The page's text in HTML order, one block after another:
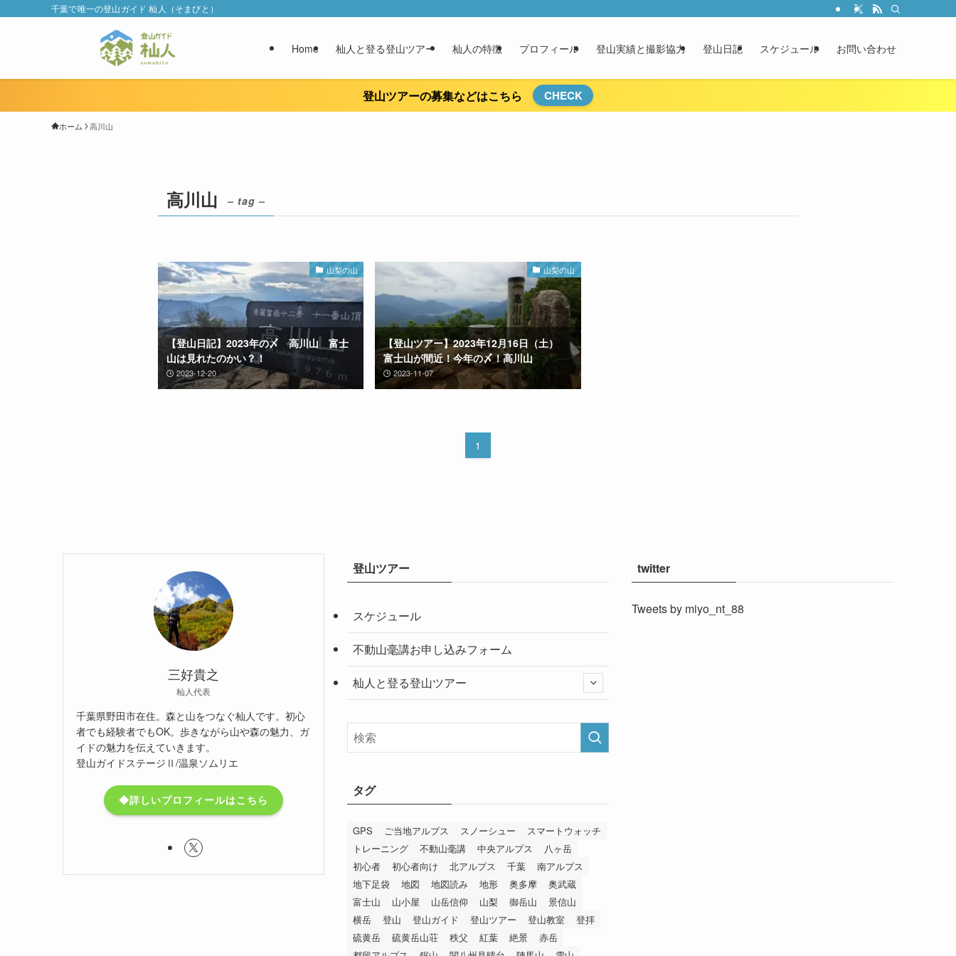
千葉で唯一の登山ガイド 杣人（そまびと）
Home 杣人と登る登山ツアー 杣人の特徴 プロフィール 登山実績と撮影協力 登山日記 スケジュール お問い合わせ
登山ツアーの募集などはこちら CHECK
ホーム 高川山
高川山 – tag –
山梨の山
【登山日記】2023年の〆 高川山 富士
山は見れたのかい？！
2023-12-20
山梨の山
【登山ツアー】2023年12月16日（土）
富士山が間近！今年の〆！高川山
2023-11-07
1
三好貴之
杣人代表
千葉県野田市在住。森と山をつなぐ杣人です。初心
者でも経験者でもOK。歩きながら山や森の魅力、ガ
イドの魅力を伝えていきます。
登山ガイドステージⅡ/温泉ソムリエ
◆詳しいプロフィールはこちら
登山ツアー
スケジュール
不動山毫講お申し込みフォーム
杣人と登る登山ツアー
タグ
GPS ご当地アルプス スノーシュー
スマートウォッチ
トレーニング
不動山毫講 中央アルプス
八ヶ岳
初心者
初心者向け 北アルプス 千葉
南アルプス
地下足袋
地図 地図読み 地形 奥多摩
奥武蔵
富士山
山小屋 山岳信仰 山梨 御岳山
景信山
横岳
登山 登山ガイド 登山ツアー 登山教室
登拝
硫黄岳
硫黄岳山荘 秩父 紅葉 絶景
赤岳
twitter
Tweets by miyo_nt_88